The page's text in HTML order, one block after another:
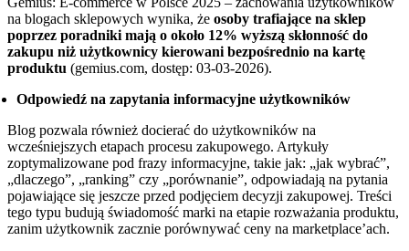
na blogach sklepowych wynika, że osoby trafiające na sklep
poprzez poradniki mają o około 12% wyższą skłonność do
zakupu niż użytkownicy kierowani bezpośrednio na kartę
produktu (gemius.com, dostęp: 03-03-2026).
Odpowiedź na zapytania informacyjne użytkowników
Blog pozwala również docierać do użytkowników na
wcześniejszych etapach procesu zakupowego. Artykuły
zoptymalizowane pod frazy informacyjne, takie jak: „jak wybrać”,
„dlaczego”, „ranking” czy „porównanie”, odpowiadają na pytania
pojawiające się jeszcze przed podjęciem decyzji zakupowej. Treści
tego typu budują świadomość marki na etapie rozważania produktu,
zanim użytkownik zacznie porównywać ceny na marketplace’ach.